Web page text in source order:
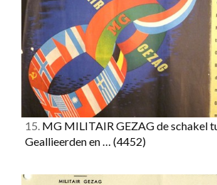
15. MG MILITAIR GEZAG de schakel
Geallieerden en … (4452)